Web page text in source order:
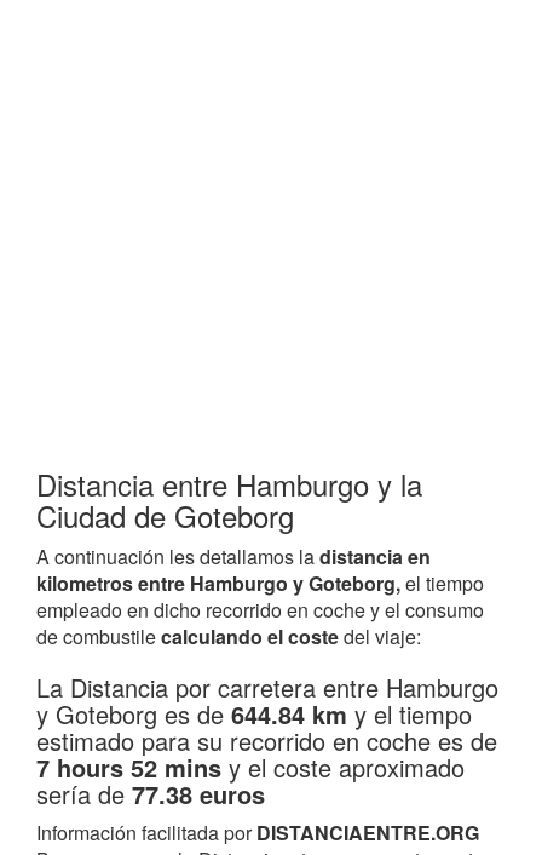
Distancia entre Hamburgo y la
Ciudad de Goteborg
A continuación les detallamos ladistancia en
kilometros entre Hamburgo y Goteborg,el tiempo
empleado en dicho recorrido en coche y el consumo
de combustilecalculando el costedel viaje:
La Distancia por carretera entre Hamburgo
y Goteborg es de 644.84 km y el tiempo
estimado para su recorrido en coche es de
7 hours 52 mins y el coste aproximado
sería de 77.38 euros
Información facilitada porDISTANCIAENTRE.ORG